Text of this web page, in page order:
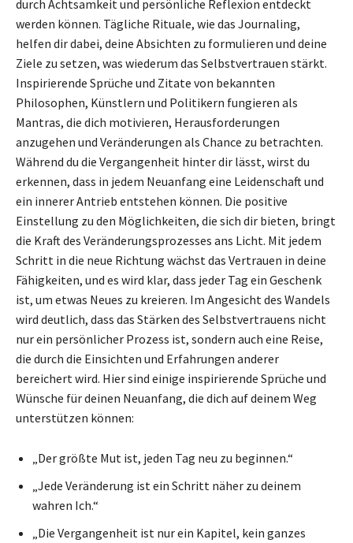
durch Achtsamkeit und persönliche Reflexion entdeckt
werden können. Tägliche Rituale, wie das Journaling,
helfen dir dabei, deine Absichten zu formulieren und deine
Ziele zu setzen, was wiederum das Selbstvertrauen stärkt.
Inspirierende Sprüche und Zitate von bekannten
Philosophen, Künstlern und Politikern fungieren als
Mantras, die dich motivieren, Herausforderungen
anzugehen und Veränderungen als Chance zu betrachten.
Während du die Vergangenheit hinter dir lässt, wirst du
erkennen, dass in jedem Neuanfang eine Leidenschaft und
ein innerer Antrieb entstehen können. Die positive
Einstellung zu den Möglichkeiten, die sich dir bieten, bringt
die Kraft des Veränderungsprozesses ans Licht. Mit jedem
Schritt in die neue Richtung wächst das Vertrauen in deine
Fähigkeiten, und es wird klar, dass jeder Tag ein Geschenk
ist, um etwas Neues zu kreieren. Im Angesicht des Wandels
wird deutlich, dass das Stärken des Selbstvertrauens nicht
nur ein persönlicher Prozess ist, sondern auch eine Reise,
die durch die Einsichten und Erfahrungen anderer
bereichert wird. Hier sind einige inspirierende Sprüche und
Wünsche für deinen Neuanfang, die dich auf deinem Weg
unterstützen können:
„Der größte Mut ist, jeden Tag neu zu beginnen.“
„Jede Veränderung ist ein Schritt näher zu deinem
wahren Ich.“
„Die Vergangenheit ist nur ein Kapitel, kein ganzes